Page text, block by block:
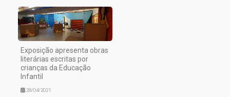
Exposição apresenta obras
literárias escritas por
crianças da Educação
Infantil
28/04/2021